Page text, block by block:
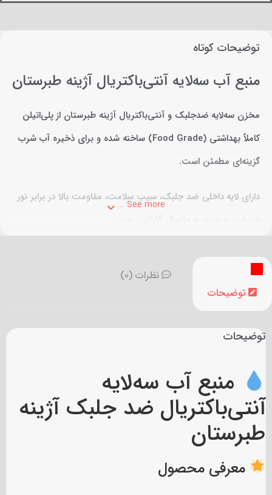
توضیحات کوتاه
منبع آب سه‌لایه آنتی‌باکتریال آژینه طبرستان
مخزن سه‌لایه ضدجلبک و آنتی‌باکتریال آژینه طبرستان از پلی‌اتیلن
کاملاً بهداشتی (Food Grade) ساخته شده و برای ذخیره آب شرب
گزینه‌ای مطمئن است.
دارای لایه داخلی ضد جلبک، سیب سلامت، مقاومت بالا در برابر نور
قابل استفاده در فضاهای خانگی، صنعتی و کشاورزی — در
ظرفیت‌های ۲۲۰ تا ۱۰,۰۰۰ لیتر.
See more ...
توضیحات
نظرات (0)
توضیحات
منبع آب سه‌لایه
آنتی‌باکتریال ضد جلبک آژینه
طبرستان
معرفی محصول